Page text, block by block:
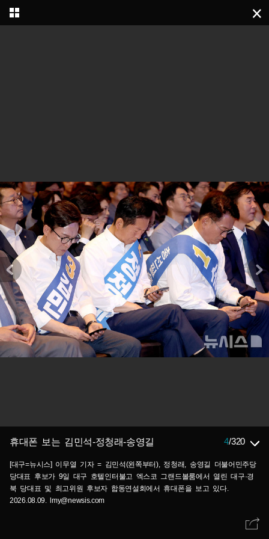
휴대폰 보는 김민석-정청래-송영길 4/320
[대구=뉴시스] 이무열 기자 = 김민석(왼쪽부터), 정청래, 송영길 더불어민주당
당대표 후보가 9일 대구 호텔인터불고 엑스코 그랜드볼룸에서 열린 대구·경
북 당대표 및 최고위원 후보자 합동연설회에서 휴대폰을 보고 있다.
2026.08.09. lmy@newsis.com